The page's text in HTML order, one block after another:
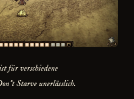
für verschiedene
Starve unerlässlich.